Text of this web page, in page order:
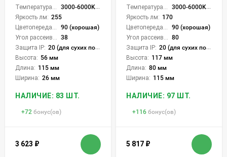
3000-6000K (плавная рег.)
Яркость лм: 255
90 (хорошая)
38
Защита IP: 20 (для сухих пом.)
Высота: 56 мм
Длина: 115 мм
Ширина: 26 мм
НАЛИЧИЕ: 83 ШТ.
+72 бонус(ов)
3 623 ₽
3000-6000K (плавная рег.)
Яркость лм: 170
90 (хорошая)
80
Защита IP: 20 (для сухих пом.)
Высота: 117 мм
Длина: 80 мм
Ширина: 115 мм
НАЛИЧИЕ: 97 ШТ.
+116 бонус(ов)
5 817 ₽